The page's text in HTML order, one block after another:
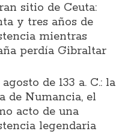
sitio de Ceuta:
y tres años de
mientras
perdía Gibraltar
de 133 a. C.: la
de Numancia, el
acto de una
legendaria